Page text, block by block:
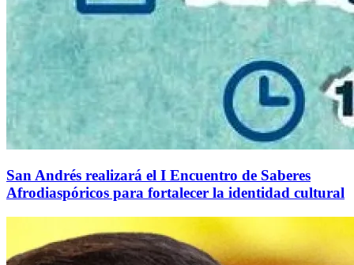
San Andrés realizará el I Encuentro de Saberes
Afrodiaspóricos para fortalecer la identidad cultural